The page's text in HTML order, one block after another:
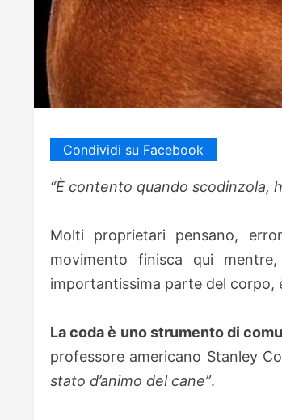
Condividi su Facebook
“È contento quando scodinzola,
Molti proprietari pensano,
movimento finisca qui
importantissima parte del corpo,
La coda è uno strumento di
professore americano Stanley
stato d’animo del cane”.